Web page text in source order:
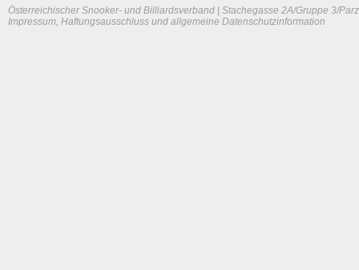
Österreichischer Snooker- und Billiardsverband | Stachegasse 2A/Gruppe 3/
Impressum, Haftungsausschluss und allgemeine Datenschutzinformation